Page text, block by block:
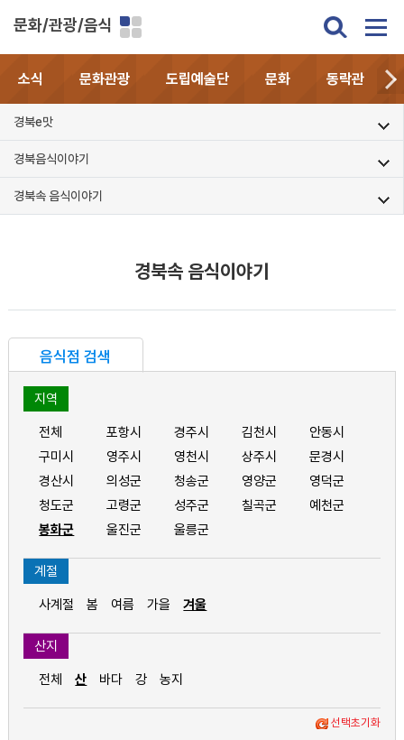
문화/관광/음식
소식 문화관광 도립예술단 문화 동락관
경북e맛
경북음식이야기
경북속 음식이야기
경북속 음식이야기
음식점 검색
지역
전체 포항시 경주시 김천시
안동시
구미시
영주시 영천시 상주시
문경시
경산시
의성군 청송군 영양군
영덕군
청도군
고령군 성주군 칠곡군
예천군
봉화군
울진군 울릉군
계절
사계절 봄 여름 가을 겨울
산지
전체 산 바다 강 농지
선택초기화